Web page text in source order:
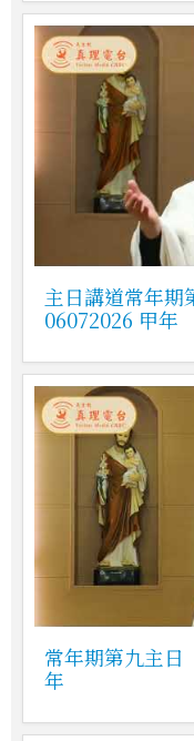
主日講道常年期
06072026 甲年
常年期第九主日
年